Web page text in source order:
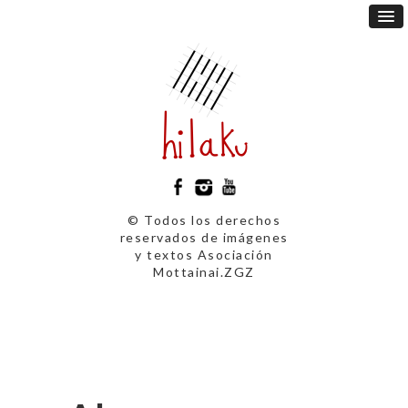
© Todos los derechos
reservados de imágenes
y textos Asociación
Mottainai.ZGZ